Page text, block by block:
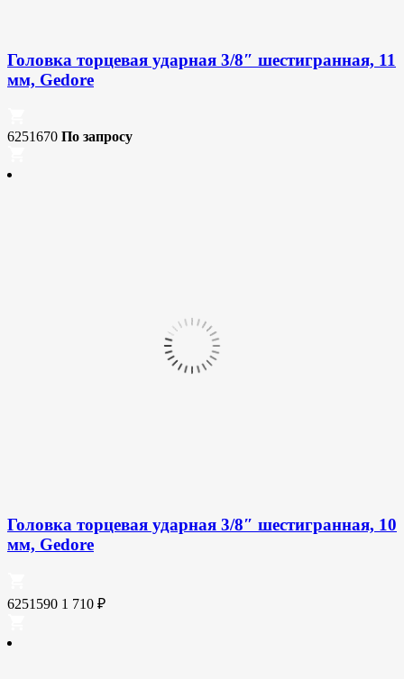
Головка торцевая ударная 3/8″ шестигранная, 11
мм, Gedore
6251670 По запросу
Головка торцевая ударная 3/8″ шестигранная, 10
мм, Gedore
6251590 1 710 ₽